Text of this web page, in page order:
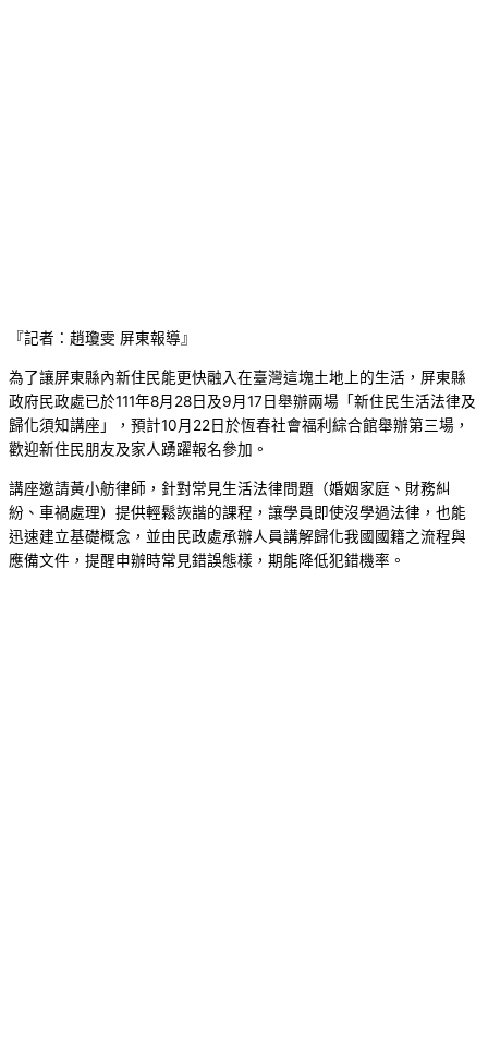
『記者：趙瓊雯 屏東報導』
為了讓屏東縣內新住民能更快融入在臺灣這塊土地上的生活，屏東縣
政府民政處已於111年8月28日及9月17日舉辦兩場「新住民生活法律及
歸化須知講座」，預計10月22日於恆春社會福利綜合館舉辦第三場，
歡迎新住民朋友及家人踴躍報名參加。
講座邀請黃小舫律師，針對常見生活法律問題（婚姻家庭、財務糾
紛、車禍處理）提供輕鬆詼諧的課程，讓學員即使沒學過法律，也能
迅速建立基礎概念，並由民政處承辦人員講解歸化我國國籍之流程與
應備文件，提醒申辦時常見錯誤態樣，期能降低犯錯機率。